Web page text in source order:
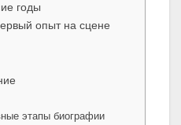
годы
опыт на сцене
этапы биографии